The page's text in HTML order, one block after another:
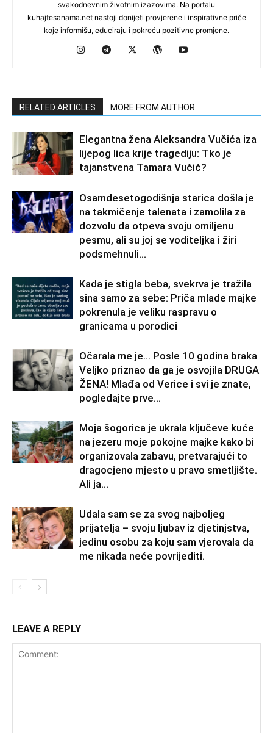
svakodnevnim životnim izazovima. Na portalu
kuhajtesanama.net nastoji donijeti provjerene i inspirativne priče
koje informišu, educiraju i pokreću pozitivne promjene.
RELATED ARTICLES MORE FROM AUTHOR
Elegantna žena Aleksandra Vučića iza
lijepog lica krije tragediju: Tko je
tajanstvena Tamara Vučić?
Osamdesetogodišnja starica došla je
na takmičenje talenata i zamolila za
dozvolu da otpeva svoju omiljenu
pesmu, ali su joj se voditeljka i žiri
podsmehnuli...
Kada je stigla beba, svekrva je tražila
sina samo za sebe: Priča mlade majke
pokrenula je veliku raspravu o
granicama u porodici
Očarala me je… Posle 10 godina braka
Veljko priznao da ga je osvojila DRUGA
ŽENA! Mlađa od Verice i svi je znate,
pogledajte prve...
Moja šogorica je ukrala ključeve kuće
na jezeru moje pokojne majke kako bi
organizovala zabavu, pretvarajući to
dragocjeno mjesto u pravo smetljište.
Ali ja...
Udala sam se za svog najboljeg
prijatelja – svoju ljubav iz djetinjstva,
jedinu osobu za koju sam vjerovala da
me nikada neće povrijediti.
LEAVE A REPLY